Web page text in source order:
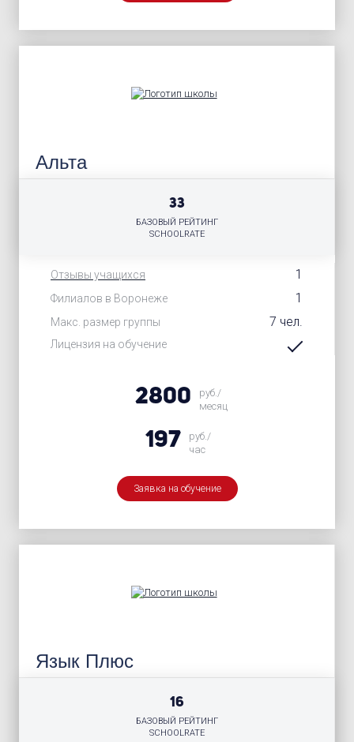
Альта
Отзывы учащихся 1
Филиалов в Воронеже 1
Макс. размер группы 7 чел.
Лицензия на обучение
33
БАЗОВЫЙ РЕЙТИНГ
SCHOOLRATE
2800
руб./
месяц
197
руб./
час
Заявка на обучение
Язык Плюс
16
БАЗОВЫЙ РЕЙТИНГ
SCHOOLRATE